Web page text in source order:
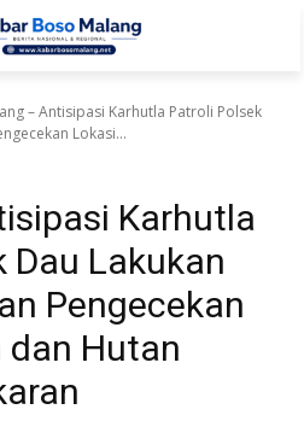
– Antisipasi Karhutla Patroli Polsek
Lokasi...
Karhutla
Dau Lakukan
Pengecekan
dan Hutan